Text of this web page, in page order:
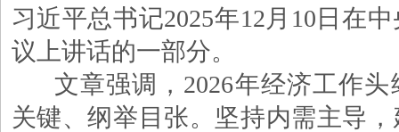
习近平总书记2025年12月10日在
议上讲话的一部分。
文章强调， 2026年经济工作
关键、纲举目张。坚持内需主导